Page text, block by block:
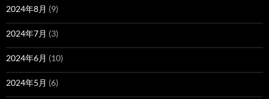
2024年8月 (9)
2024年7月 (3)
2024年6月 (10)
2024年5月 (6)